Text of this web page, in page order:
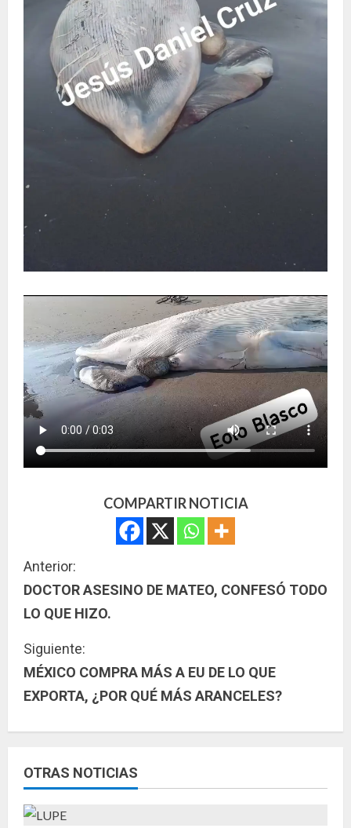
COMPARTIR NOTICIA
S
i
g
u
e
l
e
y
Anterior:
DOCTOR ASESINO DE MATEO, CONFESÓ TODO
LO QUE HIZO.
Siguiente:
MÉXICO COMPRA MÁS A EU DE LO QUE
EXPORTA, ¿POR QUÉ MÁS ARANCELES?
OTRAS NOTICIAS